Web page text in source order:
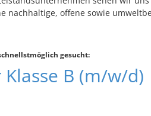
nachhaltige, offene sowie
gesucht:
B (m/w/d)